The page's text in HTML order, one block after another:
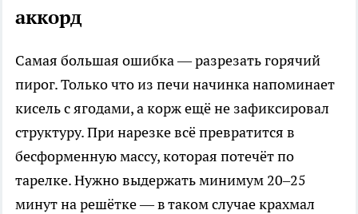
аккорд
Самая большая ошибка — разрезать горячий
пирог. Только что из печи начинка напоминает
кисель с ягодами, а корж ещё не зафиксировал
структуру. При нарезке всё превратится в
бесформенную массу, которая потечёт по
тарелке. Нужно выдержать минимум 20–25
минут на решётке — в таком случае крахмал